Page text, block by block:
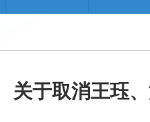
关于取消王珏